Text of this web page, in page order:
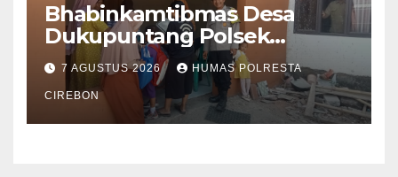
Bhabinkamtibmas Desa
Dukupuntang Polsek
Dukupuntang, Laksanakan
Sambang Dialogis Dengan
Warga
7 AGUSTUS 2026 HUMAS POLRESTA
CIREBON